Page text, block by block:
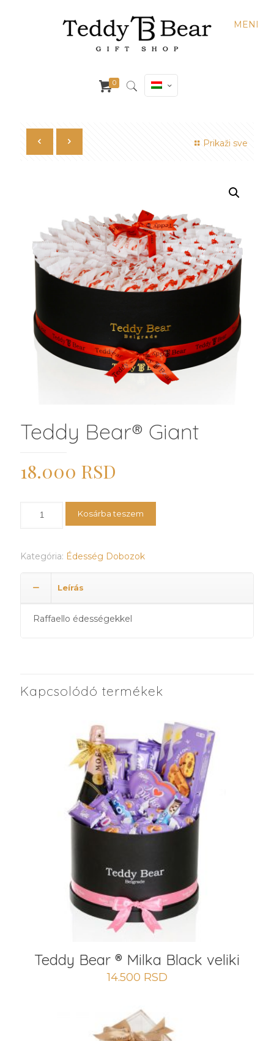
MENI
0
Prikaži sve
Teddy Bear®️ Giant
18.000 RSD
Bear®️
Kosárba teszem
Kategória: Édesség Dobozok
Leírás
Raffaello édességekkel
Kapcsolódó termékek
Teddy Bear ® Milka Black veliki
14.500 RSD